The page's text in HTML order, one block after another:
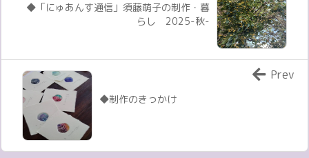
◆「にゅあんす通信」須藤萌子の制作・暮
らし 2025-秋-
◆制作のきっかけ
Prev